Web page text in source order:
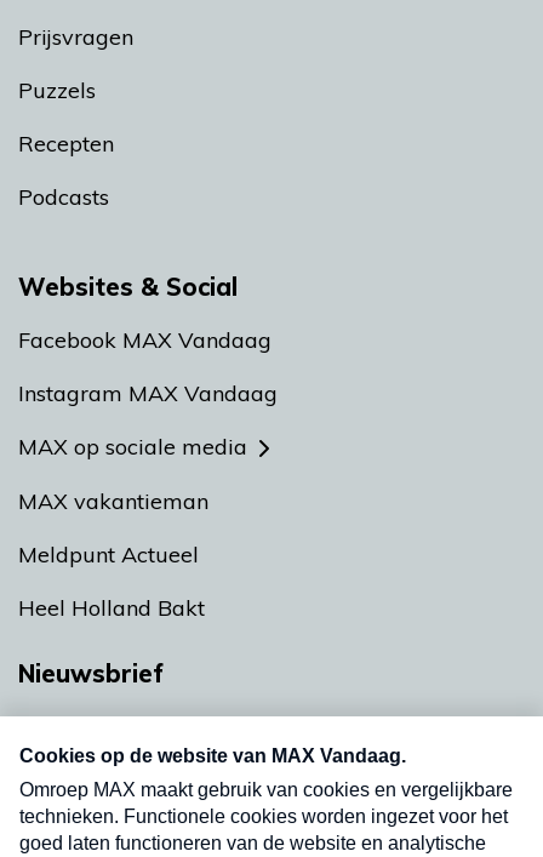
Prijsvragen
Puzzels
Recepten
Podcasts
Websites & Social
Facebook MAX Vandaag
Instagram MAX Vandaag
MAX op sociale media
MAX vakantieman
Meldpunt Actueel
Heel Holland Bakt
Nieuwsbrief
nieuwsbrief. Elke vrijdag- en dinsdagochtend in
uw mailbox.
Verzend